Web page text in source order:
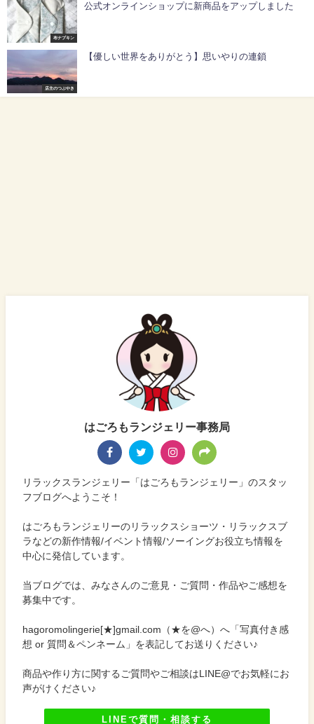
布ナプキン
公式オンラインショップに新商品をアップしました
店主のつぶやき
【優しい世界をありがとう】思いやりの連鎖
はごろもランジェリー事務局
リラックスランジェリー「はごろもランジェリー」のスタッ
フブログへようこそ！
はごろもランジェリーのリラックスショーツ・リラックスブ
ラなどの新作情報/イベント情報/ソーイングお役立ち情報を
中心に発信しています。
当ブログでは、みなさんのご意見・ご質問・作品やご感想を
募集中です。
hagoromolingerie[★]gmail.com（★を@へ）へ「写真付き感
想 or 質問＆ペンネーム」を表記してお送りください♪
商品や作り方に関するご質問やご相談はLINE@でお気軽にお
声がけください♪
LINEで質問・相談する